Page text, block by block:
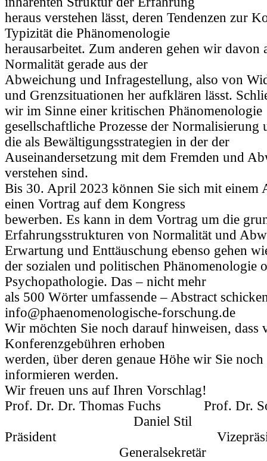
heraus verstehen lässt, deren Tendenzen zur
Typizität die Phänomenologie
herausarbeitet. Zum anderen gehen wir davon
Normalität gerade aus der
Abweichung und Infragestellung, also von
und Grenzsituationen her aufklären lässt.
wir im Sinne einer kritischen Phänomenologie
gesellschaftliche Prozesse der Normalisierung
die als Bewältigungsstrategien in der der
Auseinandersetzung mit dem Fremden und
verstehen sind.
Bis 30. April 2023 können Sie sich mit einem
einen Vortrag auf dem Kongress
bewerben. Es kann in dem Vortrag um die
Erfahrungsstrukturen von Normalität und
Erwartung und Enttäuschung ebenso gehen
der sozialen und politischen Phänomenologie
Psychopathologie. Das – nicht mehr
als 500 Wörter umfassende – Abstract
info@phaenomenologische-forschung.de
Wir möchten Sie noch darauf hinweisen, dass
Konferenzgebühren erhoben
werden, über deren genaue Höhe wir Sie
informieren werden.
Wir freuen uns auf Ihren Vorschlag!
Prof. Dr. Dr. Thomas Fuchs Prof. Dr.
Daniel Stil
Präsident
Generalsekretär